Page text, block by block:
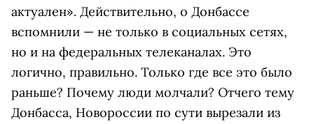
актуален». Действительно, о Донбассе
вспомнили — не только в социальных сетях,
но и на федеральных телеканалах. Это
логично, правильно. Только где все это было
раньше? Почему люди молчали? Отчего тему
Донбасса, Новороссии по сути вырезали из